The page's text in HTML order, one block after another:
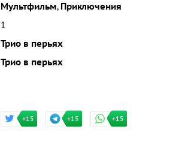
Мультфильм, Приключения
1
Трио в перьях
Трио в перьях
+15 +15 +15